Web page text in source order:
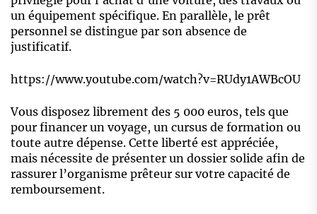
un équipement spécifique. En parallèle, le prêt
personnel se distingue par son absence de
justificatif.
https://www.youtube.com/watch?v=RUdy1AWBcOU
Vous disposez librement des 5 000 euros, tels que
pour financer un voyage, un cursus de formation ou
toute autre dépense. Cette liberté est appréciée,
mais nécessite de présenter un dossier solide afin de
rassurer l’organisme prêteur sur votre capacité de
remboursement.